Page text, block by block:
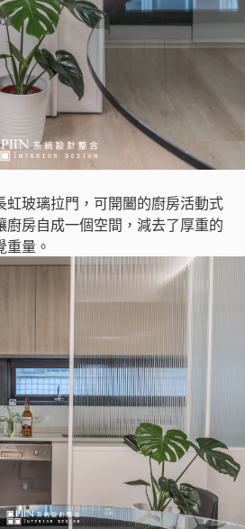
虹玻璃拉門，可開闔的廚房活動式
廚房自成一個空間，減去了厚重的
重量。